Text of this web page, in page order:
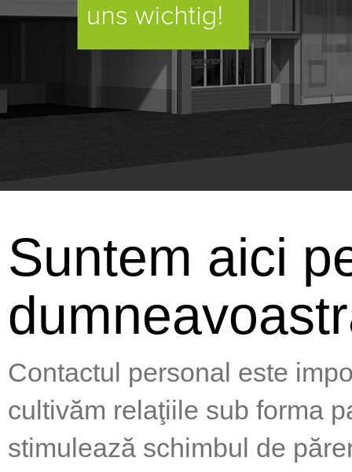
Suntem aici
Contactul personal este
cultivăm relaţiile sub forma
stimulează schimbul de